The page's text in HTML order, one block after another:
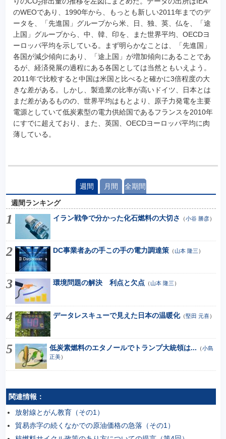
2
のWEOであり、1990年から、もっとも新しい2011年までのデ
ータを、「先進国」グループから米、日、独、英、仏を、「途
上国」グループから、中、韓、印を、また世界平均、OECDヨ
ーロッパ平均を示している。まず明らかなことは、「先進国」
各国が減少傾向にあり、「途上国」が増加傾向にあることであ
るが、経済発展の過程にある各国としては当然ともいえよう。
2011年で比較すると中国は米国と比べると確かに3倍程度の大
きな差がある。しかし、製造業の比率が高いドイツ、日本とは
まだ差があるものの、世界平均はもとより、原子力発電を主要
電源としていて低炭素型の電力供給国であるフランスを2010年
にすでに超えており、また、英国、OECDヨーロッパ平均に肉
薄している。
週間 月間 全期間
週間ランキング
イラン戦争で分かった化石燃料の大切さ
（小谷 勝彦）
DC事業者あの手この手の電力調達策（山本 隆三 ）
環境問題の解決 利点と欠点 （山本 隆三 ）
データレスキューで見えた日本の温暖化（堅田 元喜）
低炭素燃料のエタノールでトランプ大統領は... （小島
正美）
関連情報：
放射線とがん教育（その1）
貿易赤字の続くなかでの原油価格の急落（その1）